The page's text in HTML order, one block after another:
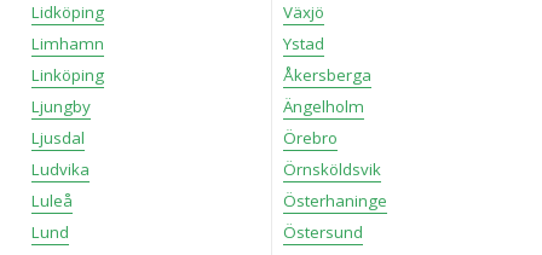
Lidköping
Limhamn
Linköping
Ljungby
Ljusdal
Ludvika
Luleå
Lund
Växjö
Ystad
Åkersberga
Ängelholm
Örebro
Örnsköldsvik
Österhaninge
Östersund